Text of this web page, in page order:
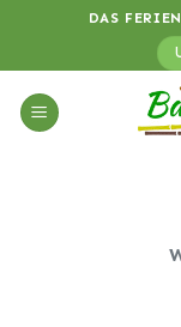
springen
DAS